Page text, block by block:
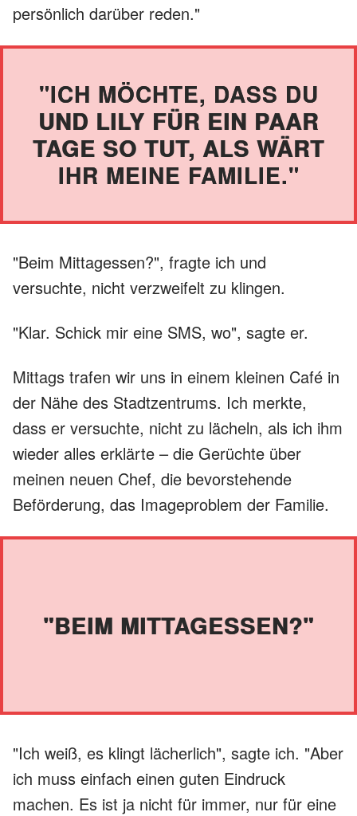
persönlich darüber reden."
"ICH MÖCHTE, DASS DU
UND LILY FÜR EIN PAAR
TAGE SO TUT, ALS WÄRT
IHR MEINE FAMILIE."
"Beim Mittagessen?", fragte ich und
versuchte, nicht verzweifelt zu klingen.
"Klar. Schick mir eine SMS, wo", sagte er.
Mittags trafen wir uns in einem kleinen Café in
der Nähe des Stadtzentrums. Ich merkte,
dass er versuchte, nicht zu lächeln, als ich ihm
wieder alles erklärte – die Gerüchte über
meinen neuen Chef, die bevorstehende
Beförderung, das Imageproblem der Familie.
"BEIM MITTAGESSEN?"
"Ich weiß, es klingt lächerlich", sagte ich. "Aber
ich muss einfach einen guten Eindruck
machen. Es ist ja nicht für immer, nur für eine